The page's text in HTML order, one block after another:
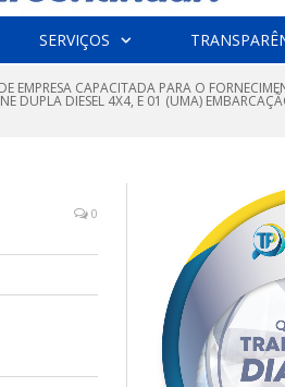
SERVIÇOS
EMPRESA CAPACITADA PARA O
DUPLA DIESEL 4X4, E 01 (UMA)
0